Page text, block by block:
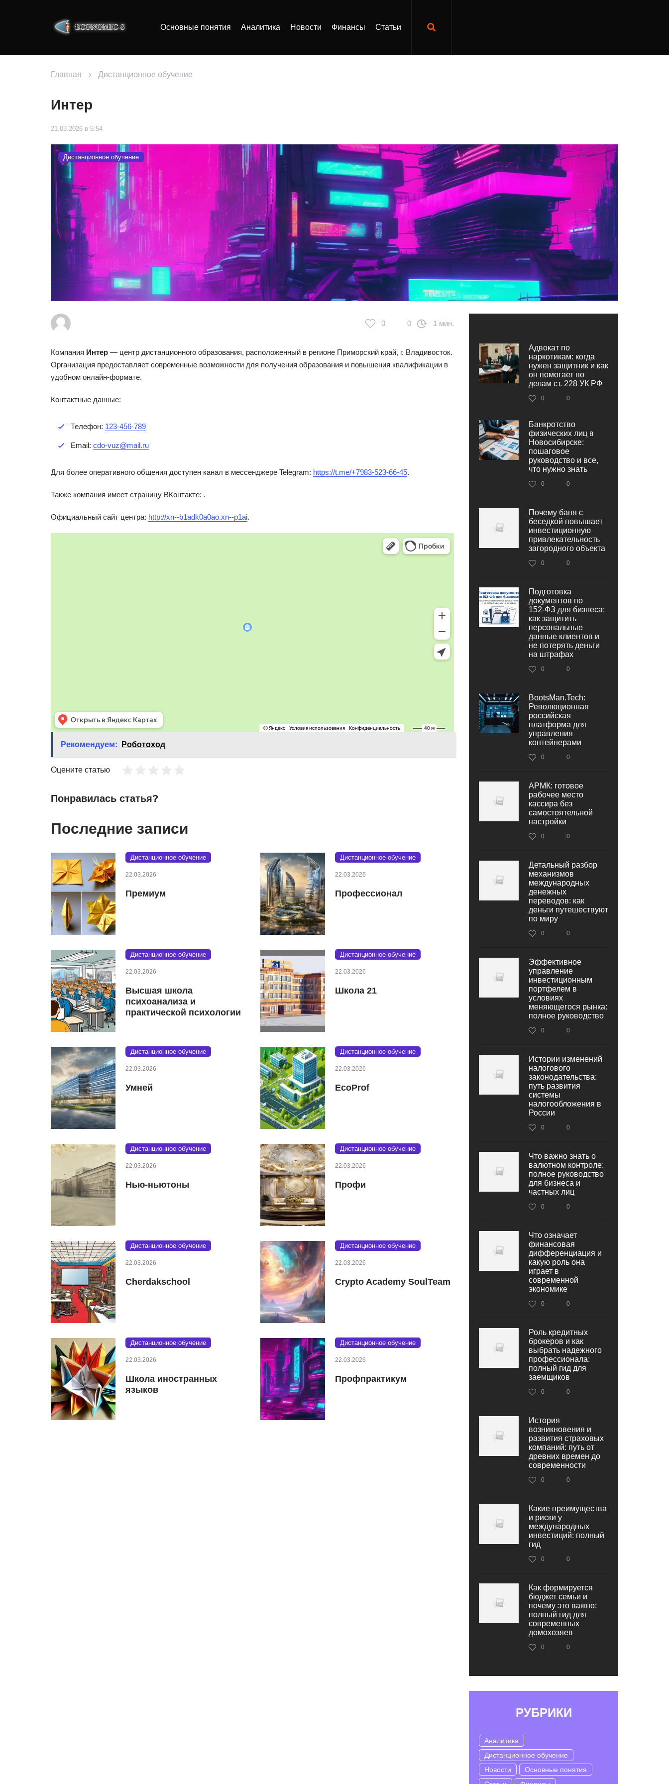
Основные понятия Аналитика Новости Финансы Статьи
Главная › Дистанционное обучение
Интер
21.03.2026 в 5:54
Дистанционное обучение
0 0 1 мин.
Компания Интер — центр дистанционного образования, расположенный в регионе Приморский край, г. Владивосток.
Организация предоставляет современные возможности для получения образования и повышения квалификации в
удобном онлайн-формате.
Контактные данные:
Телефон: 123-456-789
Email: cdo-vuz@mail.ru
Для более оперативного общения доступен канал в мессенджере Telegram: https://t.me/+7983-523-66-45.
Также компания имеет страницу ВКонтакте: .
Официальный сайт центра: http://xn--b1adk0a0ao.xn--p1ai.
Рекомендуем: Роботоход
Оцените статью
Понравилась статья?
Последние записи
Дистанционное обучение
22.03.2026
Премиум
Дистанционное обучение
22.03.2026
Профессионал
Дистанционное обучение
22.03.2026
Высшая школа
психоанализа и
практической психологии
Дистанционное обучение
22.03.2026
Школа 21
Дистанционное обучение
22.03.2026
Умней
Дистанционное обучение
22.03.2026
EcoProf
Дистанционное обучение
22.03.2026
Нью-ньютоны
Дистанционное обучение
22.03.2026
Профи
Дистанционное обучение
22.03.2026
Cherdakschool
Дистанционное обучение
22.03.2026
Crypto Academy SoulTeam
Дистанционное обучение
22.03.2026
Школа иностранных
языков
Дистанционное обучение
22.03.2026
Профпрактикум
Адвокат по
наркотикам: когда
нужен защитник и как
он помогает по
делам ст. 228 УК РФ
0 0
Банкротство
физических лиц в
Новосибирске:
пошаговое
руководство и все,
что нужно знать
0 0
Почему баня с
беседкой повышает
инвестиционную
привлекательность
загородного объекта
0 0
Подготовка
документов по
152‑ФЗ для бизнеса:
как защитить
персональные
данные клиентов и
не потерять деньги
на штрафах
0 0
BootsMan.Tech:
Революционная
российская
платформа для
управления
контейнерами
0 0
АРМК: готовое
рабочее место
кассира без
самостоятельной
настройки
0 0
Детальный разбор
механизмов
международных
денежных
переводов: как
деньги путешествуют
по миру
0 0
Эффективное
управление
инвестиционным
портфелем в
условиях
меняющегося рынка:
полное руководство
0 0
Истории изменений
налогового
законодательства:
путь развития
системы
налогообложения в
России
0 0
Что важно знать о
валютном контроле:
полное руководство
для бизнеса и
частных лиц
0 0
Что означает
финансовая
дифференциация и
какую роль она
играет в
современной
экономике
0 0
Роль кредитных
брокеров и как
выбрать надежного
профессионала:
полный гид для
заемщиков
0 0
История
возникновения и
развития страховых
компаний: путь от
древних времен до
современности
0 0
Какие преимущества
и риски у
международных
инвестиций: полный
гид
0 0
Как формируется
бюджет семьи и
почему это важно:
полный гид для
современных
домохозяев
0 0
РУБРИКИ
Аналитика
Дистанционное обучение
Новости
Основные понятия